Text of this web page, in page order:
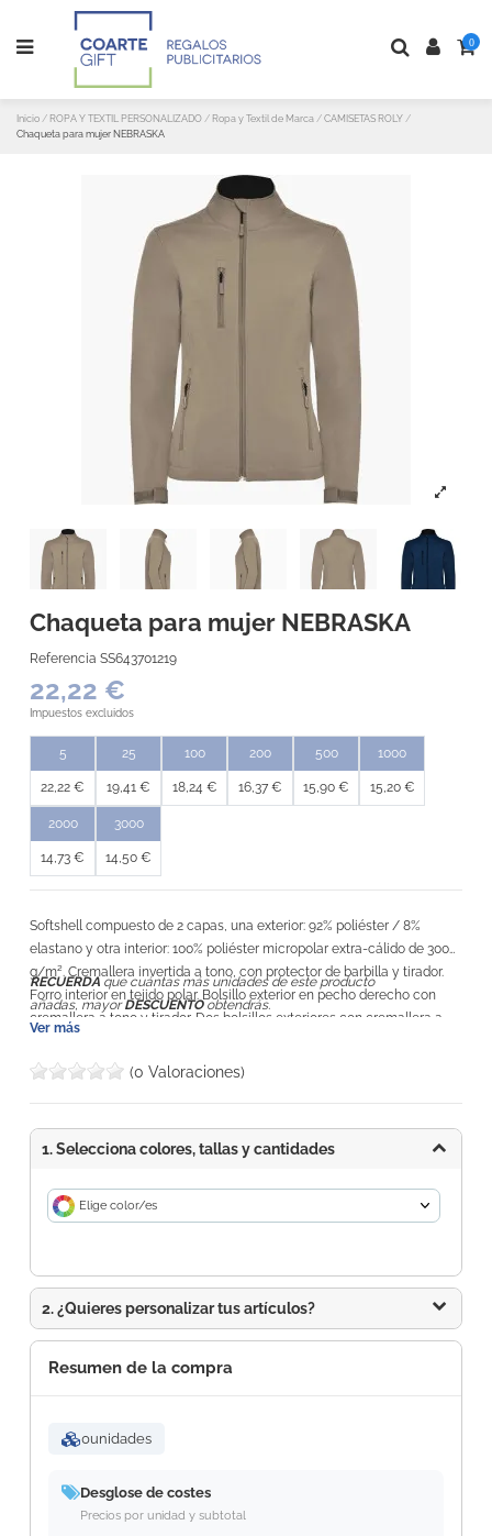
0
Inicio ROPA Y TEXTIL PERSONALIZADO Ropa y Textil de Marca
CAMISETAS ROLY
Chaqueta para mujer NEBRASKA
Chaqueta para mujer NEBRASKA
Referencia SS643701219
22,22 €
Impuestos excluidos
5
22,22 €
25
19,41 €
100
18,24 €
200
16,37 €
500
15,90 €
1000
15,20 €
2000
14,73 €
3000
14,50 €
Softshell compuesto de 2 capas, una exterior: 92% poliéster / 8%
elastano y otra interior: 100% poliéster micropolar extra-cálido de 300
g/m². Cremallera invertida a tono, con protector de barbilla y tirador.
Forro interior en tejido polar. Bolsillo exterior en pecho derecho con
cremallera a tono y tirador. Dos bolsillos exteriores con cremallera a
elástico y topes. Corte entallado. Resistente al agua y modelo a prueba
RECUERDA que cuántas más unidades de este producto
añadas, mayorDESCUENTOobtendrás.
Ver más
(0 Valoraciones)
1. Selecciona colores, tallas y cantidades
Elige color/es
2. ¿Quieres personalizar tus artículos?
Resumen de la compra
0unidades
Desglose de costes
Precios por unidad y subtotal